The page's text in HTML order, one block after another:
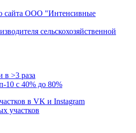
сельскохозяйственной
в >3 раза
10 с 40% до 80%
участков